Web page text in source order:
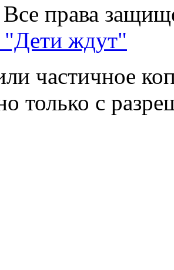
Все права
ждут"
частичное
только с